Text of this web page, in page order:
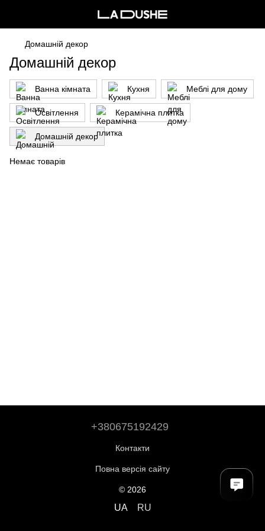
Домашній декор
Домашній декор
Ванна кімната Кухня Меблі для дому
Освітлення Керамічна плитка
Домашній декор
Немає товарів
+380675192429
Контакти
Повна версія сайту
© 2026
UA RU